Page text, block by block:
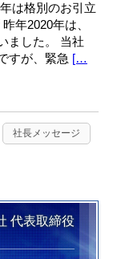
は格別のお引立
年2020年は、
ました。 当社
すが、緊急 […
社長メッセージ
代表取締役